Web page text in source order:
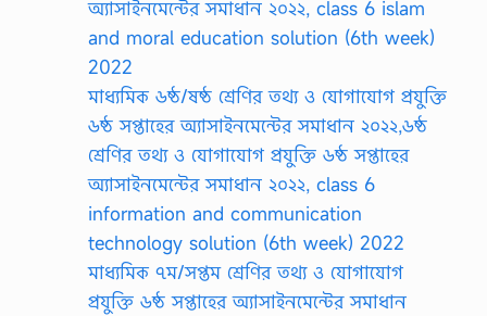
অ্যাসাইনমেন্টের সমাধান ২০২২, class 6 islam
and moral education solution (6th week)
2022
মাধ্যমিক ৬ষ্ঠ/ষষ্ঠ শ্রেণির তথ্য ও যোগাযোগ প্রযুক্তি
৬ষ্ঠ সপ্তাহের অ্যাসাইনমেন্টের সমাধান ২০২২,৬ষ্ঠ
শ্রেণির তথ্য ও যোগাযোগ প্রযুক্তি ৬ষ্ঠ সপ্তাহের
অ্যাসাইনমেন্টের সমাধান ২০২২, class 6
information and communication
technology solution (6th week) 2022
মাধ্যমিক ৭ম/সপ্তম শ্রেণির তথ্য ও যোগাযোগ
প্রযুক্তি ৬ষ্ঠ সপ্তাহের অ্যাসাইনমেন্টের সমাধান